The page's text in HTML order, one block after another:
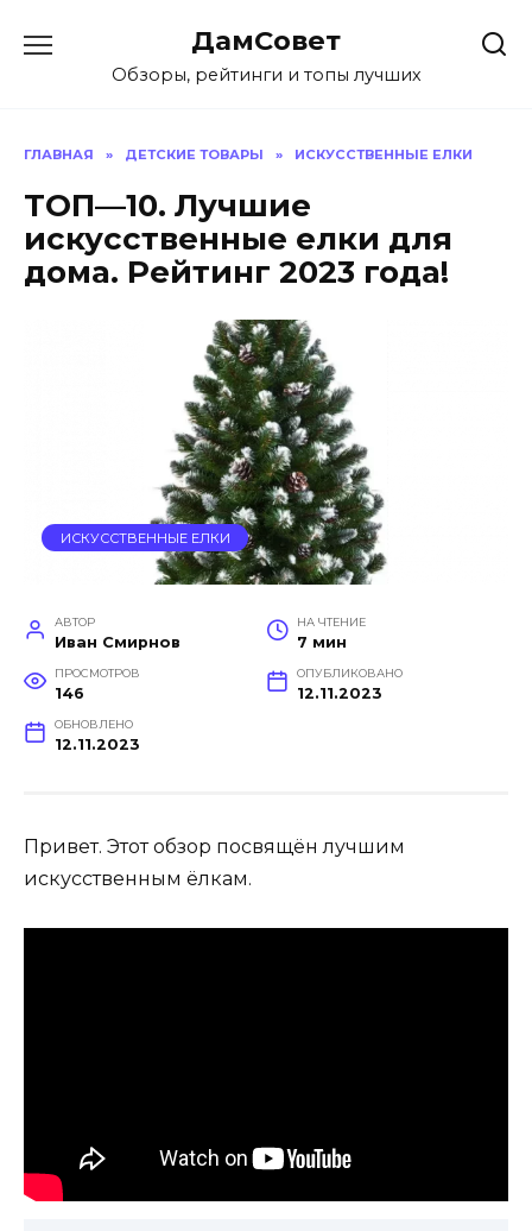
содержанию
ДамСовет
Обзоры, рейтинги и топы лучших
ГЛАВНАЯ » ДЕТСКИЕ ТОВАРЫ » ИСКУССТВЕННЫЕ ЕЛКИ
ТОП—10. Лучшие
искусственные елки для
дома. Рейтинг 2023 года!
ИСКУССТВЕННЫЕ ЕЛКИ
АВТОР
Иван Смирнов
НА ЧТЕНИЕ
7 мин
ПРОСМОТРОВ
146
ОПУБЛИКОВАНО
12.11.2023
ОБНОВЛЕНО
12.11.2023
Привет. Этот обзор посвящён лучшим
искусственным ёлкам.